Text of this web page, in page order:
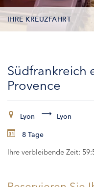
IHRE KREUZFAHRT
KABINEN
Südfrankreich
Provence
Lyon Lyon
8 Tage
Ihre verbleibende Zeit: